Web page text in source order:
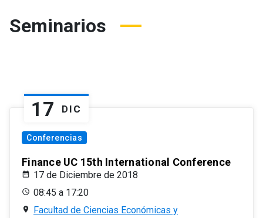
Seminarios
17 DIC
Conferencias
Finance UC 15th International Conference
17 de Diciembre de 2018
08:45 a 17:20
Facultad de Ciencias Económicas y